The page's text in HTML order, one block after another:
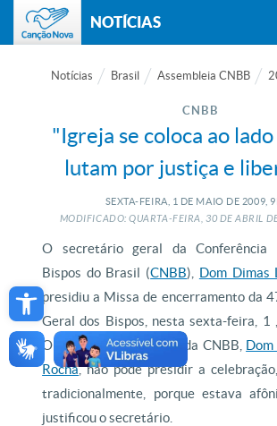
Open toolbar
NOTÍCIAS
Notícias Brasil Assembleia CNBB
CNBB
"Igreja se coloca ao
lutam por justiça e
SEXTA-FEIRA, 1 DE MAIO DE 2009,
MODIFICADO: QUARTA-FEIRA, 30 DEABRIL
O secretário geral da Conferência
Bispos do Brasil (CNBB), Dom Dimas
presidiu a Missa de encerramento da
Geral dos Bispos, nesta sexta-feira, 1
Operário. O presidente da CNBB,
Rocha, não pôde presidir a
tradicionalmente, porque estava
justificou o secretário.